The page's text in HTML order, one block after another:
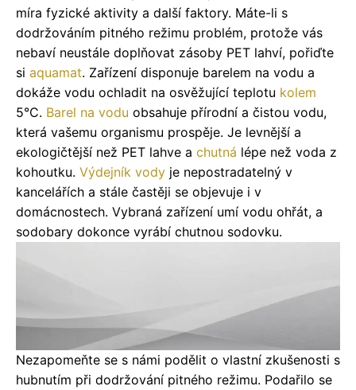
míra fyzické aktivity a další faktory. Máte-li s
dodržováním pitného režimu problém, protože vás
nebaví neustále doplňovat zásoby PET lahví, pořiďte
si aquamat. Zařízení disponuje barelem na vodu a
dokáže vodu ochladit na osvěžující teplotu kolem
5°C. Barel na vodu obsahuje přírodní a čistou vodu,
která vašemu organismu prospěje. Je levnější a
ekologičtější než PET lahve a chutná lépe než voda z
kohoutku. Výdejník vody je nepostradatelný v
kancelářích a stále častěji se objevuje i v
domácnostech. Vybraná zařízení umí vodu ohřát, a
sodobary dokonce vyrábí chutnou sodovku.
Nezapomeňte se s námi podělit o vlastní zkušenosti s
hubnutím při dodržování pitného režimu. Podařilo se